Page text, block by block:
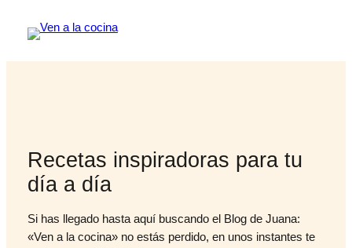
Recetas inspiradoras para tu
día a día
Si has llegado hasta aquí buscando el Blog de Juana:
«Ven a la cocina» no estás perdido, en unos instantes te